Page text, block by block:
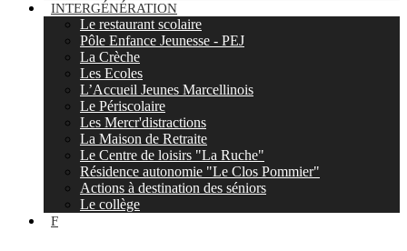
INTERGÉNÉRATION
Le restaurant scolaire
Pôle Enfance Jeunesse - PEJ
La Crèche
Les Ecoles
L’Accueil Jeunes Marcellinois
Le Périscolaire
Les Mercr'distractions
La Maison de Retraite
Le Centre de loisirs "La Ruche"
Résidence autonomie "Le Clos Pommier"
Actions à destination des séniors
Le collège
F